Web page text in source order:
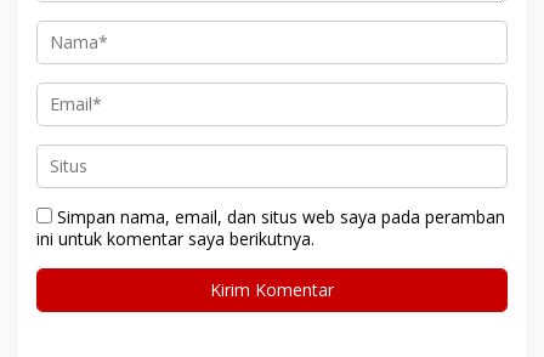
Simpan nama, email, dan situs web saya pada peramban
ini untuk komentar saya berikutnya.